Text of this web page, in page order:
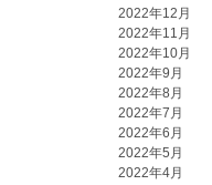
2022年12月
2022年11月
2022年10月
2022年9月
2022年8月
2022年7月
2022年6月
2022年5月
2022年4月